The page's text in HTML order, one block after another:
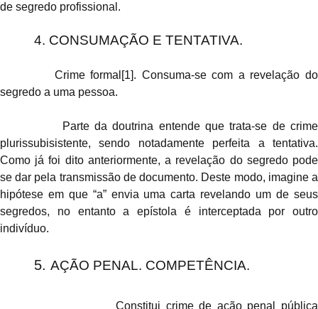
de segredo profissional.
4. CONSUMAÇÃO E TENTATIVA.
Crime formal [1]. Consuma-se com a revelação do
segredo a uma pessoa.
Parte da doutrina entende que trata-se de crime
plurissubisistente, sendo notadamente perfeita a tentativa.
Como já foi dito anteriormente, a revelação do segredo pode
se dar pela transmissão de documento. Deste modo, imagine a
hipótese em que “a” envia uma carta revelando um de seus
segredos, no entanto a epístola é interceptada por outro
indivíduo.
5. AÇÃO PENAL. COMPETÊNCIA.
Constitui crime de ação penal pública